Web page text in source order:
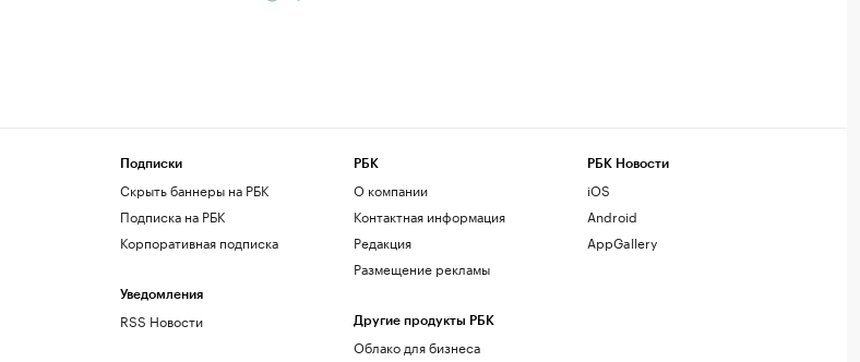
Подписки
Скрыть баннеры на РБК
Подписка на РБК
Корпоративная подписка
Уведомления
RSS Новости
РБК
О компании
Контактная информация
Редакция
Размещение рекламы
Другие продукты РБК
Облако для бизнеса
РБК Новости
iOS
Android
AppGallery